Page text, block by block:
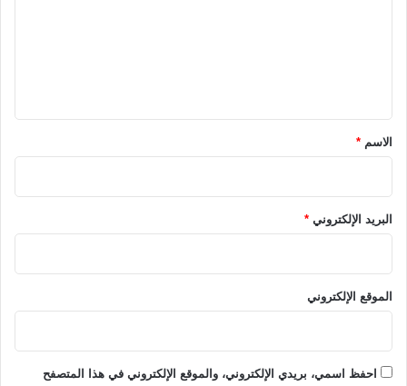
*الاسم *
البريد الإلكتروني *
الموقع الإلكتروني
احفظ اسمي، بريدي الإلكتروني، والموقع الإلكتروني في هذا المتصفح